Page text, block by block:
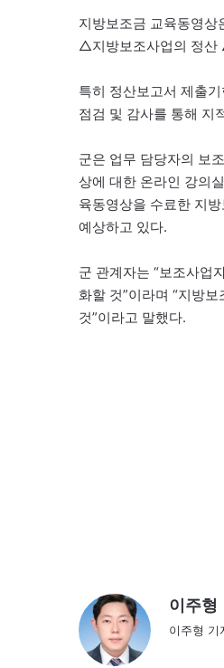
지방보조금 교육동영
△지방보조사업의 정산
특히 정산보고서 제출
점검 및 감사를 통해 지
군은 업무 담당자의 보
상에 대한 온라인 강의
육동영상을 수료한 지
예상하고 있다.
군 관계자는 “보조사업
화할 것”이라며 “지방
것”이라고 말했다.
이주형
이주형